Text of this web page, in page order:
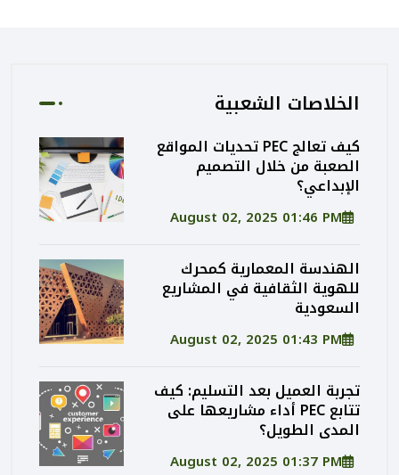
الخلاصات الشعبية
كيف تعالج PEC تحديات المواقع
الصعبة من خلال التصميم
الإبداعي؟
August 02, 2025 01:46 PM
الهندسة المعمارية كمحرك
للهوية الثقافية في المشاريع
السعودية
August 02, 2025 01:43 PM
تجربة العميل بعد التسليم: كيف
تتابع PEC أداء مشاريعها على
المدى الطويل؟
August 02, 2025 01:37 PM